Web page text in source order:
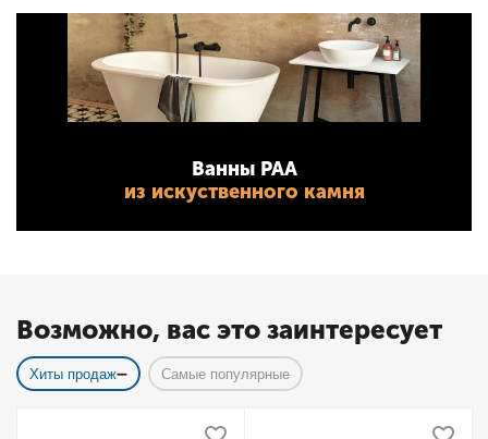
Ванны PAA
из искуственного камня
Возможно, вас это заинтересует
Хиты продаж Самые популярные